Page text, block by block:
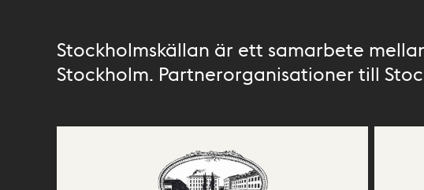
Stockholmskällan är ett samarbete
Stockholm. Partnerorganisationer till